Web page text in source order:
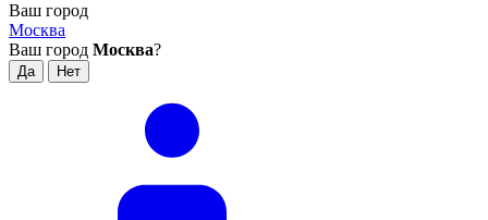
Ваш город
Москва
Ваш город Москва?